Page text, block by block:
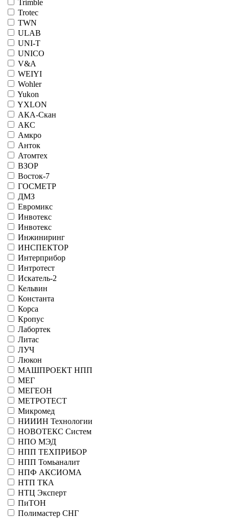
Trimble
Trotec
TWN
ULAB
UNI-T
UNICO
V&A
WEIYI
Wohler
Yukon
YXLON
АКА-Скан
АКС
Амкро
Анток
Атомтех
ВЗОР
Восток-7
ГОСМЕТР
ДМЗ
Евромикс
Инвотекс
Инвотекс
Инжиниринг
ИНСПЕКТОР
Интерприбор
Интротест
Искатель-2
Кельвин
Константа
Корса
Кропус
Лабортек
Литас
ЛУЧ
Люкон
МАШПРОЕКТ НПП
МЕГ
МЕГЕОН
МЕТРОТЕСТ
Микромед
НИИИН Технологии
НОВОТЕКС Систем
НПО МЭД
НПП ТЕХПРИБОР
НПП Томьаналит
НПФ АКСИОМА
НТП ТКА
НТЦ Эксперт
ПиТОН
Полимастер СНГ